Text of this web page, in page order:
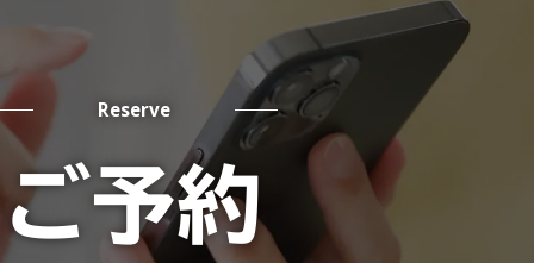
Reserve
ご予約